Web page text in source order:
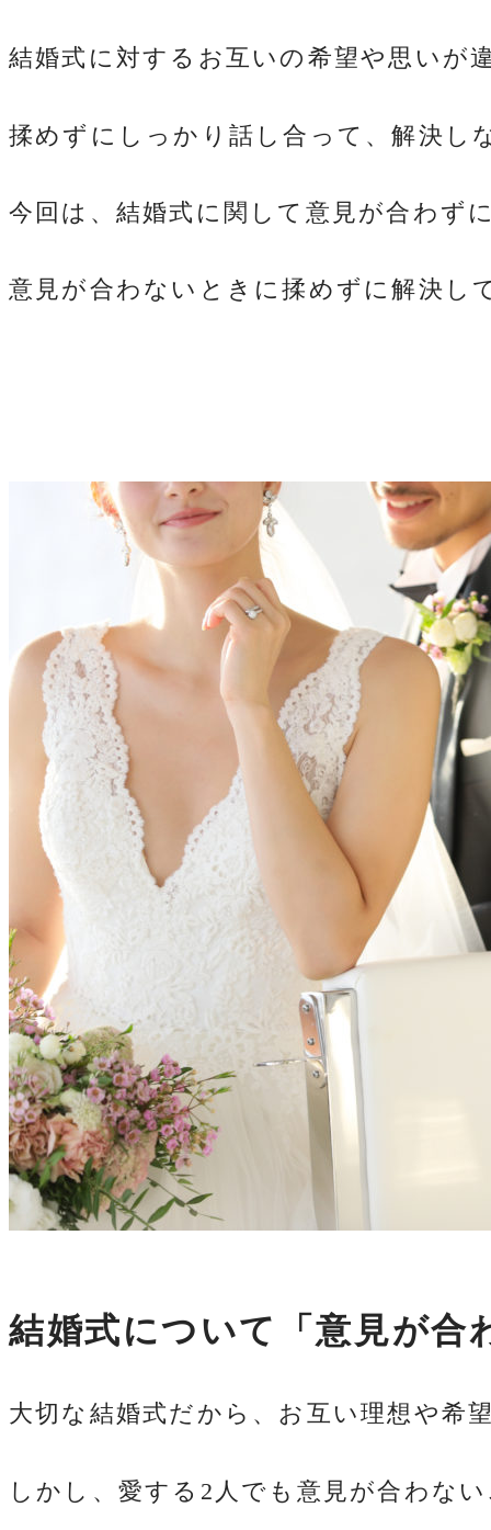
結婚式に対するお互いの希望や思いが
揉めずにしっかり話し合って、解決し
今回は、結婚式に関して意見が合わず
意見が合わないときに揉めずに解決し
結婚式について「意見が合
大切な結婚式だから、お互い理想や希
しかし、愛する2人でも意見が合わな